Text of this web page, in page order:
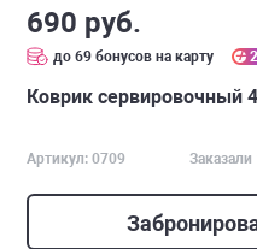
690 руб.
до 69 бонусов на карту
Коврик сервировочный
Артикул: 0709 Заказали